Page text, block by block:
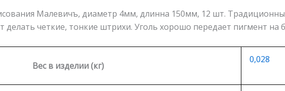
Малевичъ, диаметр 4мм, длинна 150мм, 12 шт.
четкие, тонкие штрихи. Уголь хорошо передает пигмент на
Вес в изделии (кг)
0,028